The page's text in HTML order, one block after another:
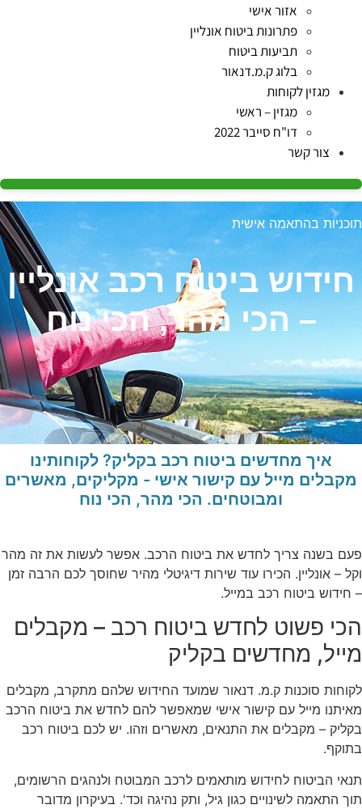
אזור אישי
פתרונות ביטוח אונליין
תביעות ביטוח
בלוג ק.מ.דנאור
מגזין לקוחות
מגזין – ראשי
דו"ח סייבר 2022
צור קשר
תוכניות בהתאמה אישית
חידוש ביטוח רכב אונליין
– הכי מהר, הכי נוח
איך מחדשים ביטוח רכב בקליק? לקוחותינו
מקבלים מייל עם קישור אישי - מקליקים, מאשרים
ומבוטחים. הכי מהר, הכי נוח
פעם בשנה צריך לחדש את ביטוח הרכב. אפשר לעשות את זה מהר
וקל – אונליין. הכירו עוד שירות דיגיטלי מהיר שחוסך לכם הרבה זמן
– חידוש ביטוח רכב במייל.
הכי פשוט לחדש ביטוח רכב – מקבלים
מייל, מחדשים בקליק
לקוחות סוכנות ק.מ. דנאור שמועד החידוש שלהם מתקרב, מקבלים
מאיתנו מייל עם קישור אישי שמאפשר להם לחדש את ביטוח הרכב
בקליק – מקבלים את התנאים, מאשרים וזהו. יש לכם ביטוח רכב
בתוקף.
תנאי הביטוח לחידוש מותאמים לרכב המבוטח ולנהגים הרשומים,
תוך התאמה לשינויים כגון גיל, ותק נהיגה וכד'. בעיקרון מדובר